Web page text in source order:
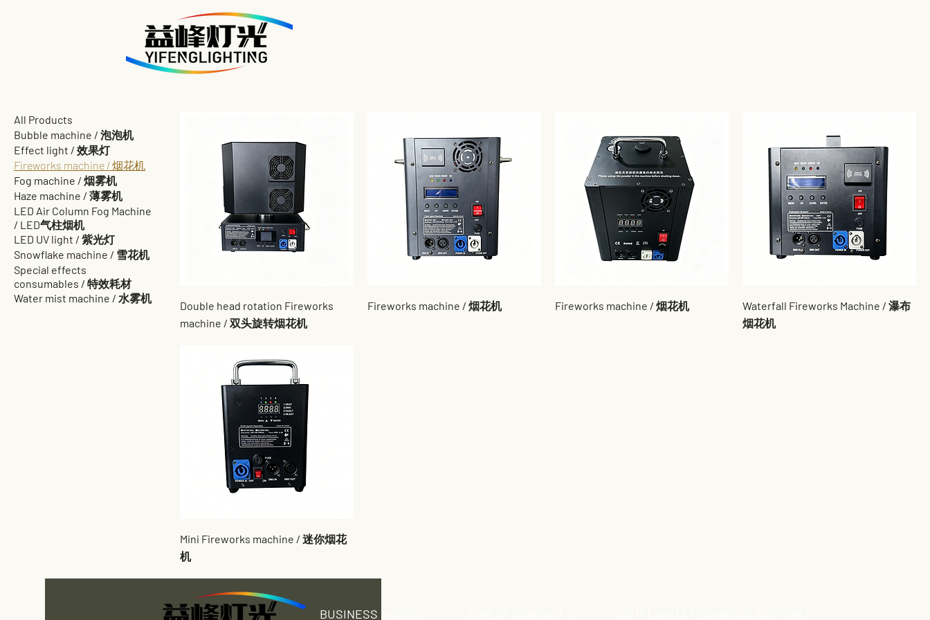
All Products
Bubble machine / 泡泡机
Effect light / 效果灯
Fireworks machine / 烟花机
Fog machine / 烟雾机
Haze machine / 薄雾机
LED Air Column Fog Machine
/ LED气柱烟机
LED UV light / 紫光灯
Snowflake machine / 雪花机
Special effects
consumables / 特效耗材
Water mist machine / 水雾机
Double head rotation Fireworks
machine / 双头旋转烟花机
Fireworks machine / 烟花机 Fireworks machine / 烟花机
Waterfall Fireworks Machine / 瀑布
烟花机
Mini Fireworks machine / 迷你烟花
机
BUSINESS HOURS: